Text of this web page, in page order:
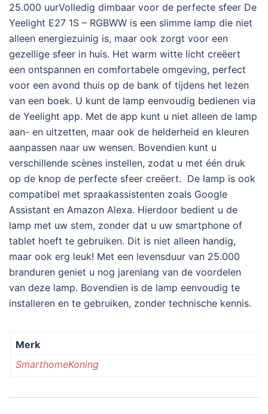
25.000 uurVolledig dimbaar voor de perfecte sfeer De
Yeelight E27 1S – RGBWW is een slimme lamp die niet
alleen energiezuinig is, maar ook zorgt voor een
gezellige sfeer in huis. Het warm witte licht creëert
een ontspannen en comfortabele omgeving, perfect
voor een avond thuis op de bank of tijdens het lezen
van een boek. U kunt de lamp eenvoudig bedienen via
de Yeelight app. Met de app kunt u niet alleen de lamp
aan- en uitzetten, maar ook de helderheid en kleuren
aanpassen naar uw wensen. Bovendien kunt u
verschillende scènes instellen, zodat u met één druk
op de knop de perfecte sfeer creëert. De lamp is ook
compatibel met spraakassistenten zoals Google
Assistant en Amazon Alexa. Hierdoor bedient u de
lamp met uw stem, zonder dat u uw smartphone of
tablet hoeft te gebruiken. Dit is niet alleen handig,
maar ook erg leuk! Met een levensduur van 25.000
branduren geniet u nog jarenlang van de voordelen
van deze lamp. Bovendien is de lamp eenvoudig te
installeren en te gebruiken, zonder technische kennis.
Merk
SmarthomeKoning